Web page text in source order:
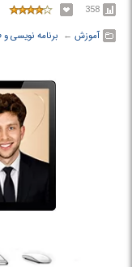
358
آموزش ← ‏ برنامه نویسی